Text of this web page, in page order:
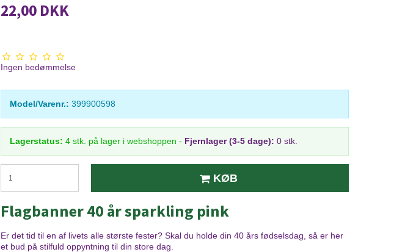
22,00 DKK
Ingen bedømmelse
Model/Varenr.: 399900598
Lagerstatus: 4 stk. på lager i webshoppen - Fjernlager (3-5 dage): 0 stk.
KØB
Flagbanner 40 år sparkling pink
Er det tid til en af livets alle største fester? Skal du holde din 40 års fødselsdag, så er her
et bud på stilfuld oppyntning til din store dag.